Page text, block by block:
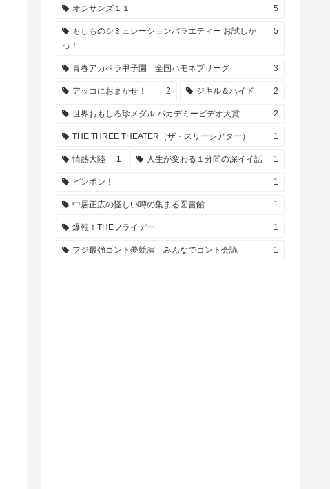
オジサンズ１１ 5
もしものシミュレーションバラエティー お試しか
っ！
5
青春アカペラ甲子園 全国ハモネプリーグ 3
アッコにおまかせ！ 2 ジキル＆ハイド 2
世界おもしろ珍メダル バカデミービデオ大賞 2
THE THREE THEATER（ザ・スリーシアター） 1
情熱大陸 1 人生が変わる１分間の深イイ話 1
ピンポン！ 1
中居正広の怪しい噂の集まる図書館 1
爆報！THEフライデー 1
フジ最強コント夢競演 みんなでコント会議 1